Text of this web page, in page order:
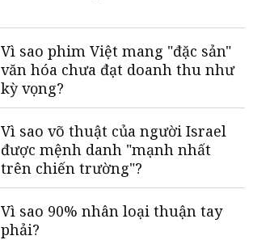
Vì sao phim Việt mang "đặc sản"
văn hóa chưa đạt doanh thu như
kỳ vọng?
Vì sao võ thuật của người Israel
được mệnh danh "mạnh nhất
trên chiến trường"?
Vì sao 90% nhân loại thuận tay
phải?